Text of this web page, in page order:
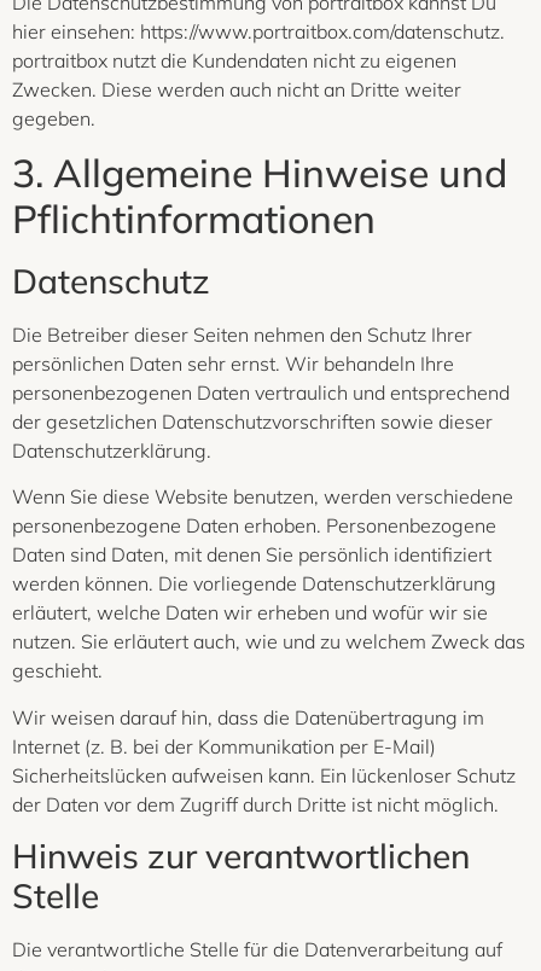
hier einsehen: https://www.portraitbox.com/datenschutz.
portraitbox nutzt die Kundendaten nicht zu eigenen
Zwecken. Diese werden auch nicht an Dritte weiter
gegeben.
3. Allgemeine Hinweise und
Pflicht­informationen
Datenschutz
Die Betreiber dieser Seiten nehmen den Schutz Ihrer
persönlichen Daten sehr ernst. Wir behandeln Ihre
personenbezogenen Daten vertraulich und entsprechend
der gesetzlichen Datenschutzvorschriften sowie dieser
Datenschutzerklärung.
Wenn Sie diese Website benutzen, werden verschiedene
personenbezogene Daten erhoben. Personenbezogene
Daten sind Daten, mit denen Sie persönlich identifiziert
werden können. Die vorliegende Datenschutzerklärung
erläutert, welche Daten wir erheben und wofür wir sie
nutzen. Sie erläutert auch, wie und zu welchem Zweck das
geschieht.
Wir weisen darauf hin, dass die Datenübertragung im
Internet (z. B. bei der Kommunikation per E-Mail)
Sicherheitslücken aufweisen kann. Ein lückenloser Schutz
der Daten vor dem Zugriff durch Dritte ist nicht möglich.
Hinweis zur verantwortlichen
Stelle
Die verantwortliche Stelle für die Datenverarbeitung auf